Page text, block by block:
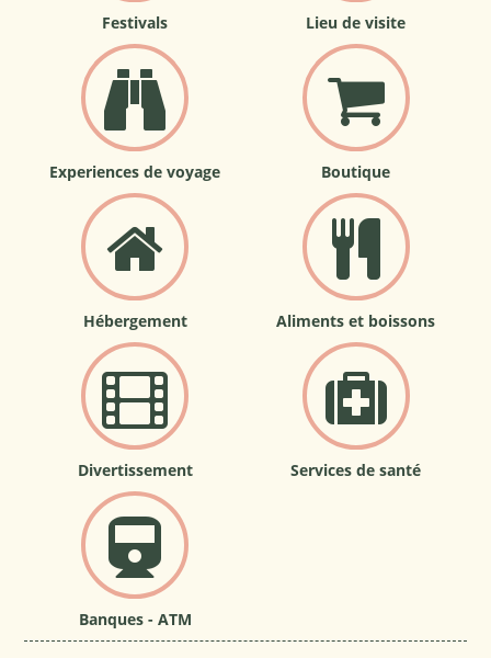
Festivals Lieu de visite
Experiences de voyage Boutique
Hébergement Aliments et boissons
Divertissement Services de santé
Banques - ATM